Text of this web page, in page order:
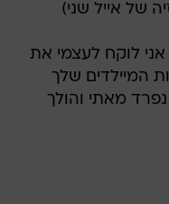
של אייל שני)
לוקח לעצמי את
המיילדים שלך
מאתי והולך